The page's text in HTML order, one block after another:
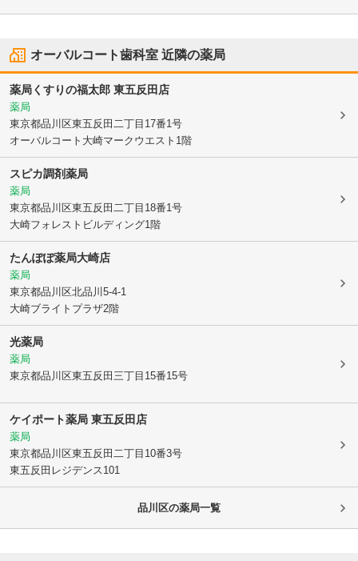
オーバルコート歯科室 近隣の薬局
薬局くすりの福太郎 東五反田店
薬局
東京都品川区東五反田二丁目17番1号
オーバルコート大崎マークウエスト1階
スピカ調剤薬局
薬局
東京都品川区東五反田二丁目18番1号
大崎フォレストビルディング1階
たんぽぽ薬局大崎店
薬局
東京都品川区北品川5-4-1
大崎ブライトプラザ2階
光薬局
薬局
東京都品川区東五反田三丁目15番15号
ケイポート薬局 東五反田店
薬局
東京都品川区東五反田二丁目10番3号
東五反田レジデンス101
品川区の薬局一覧